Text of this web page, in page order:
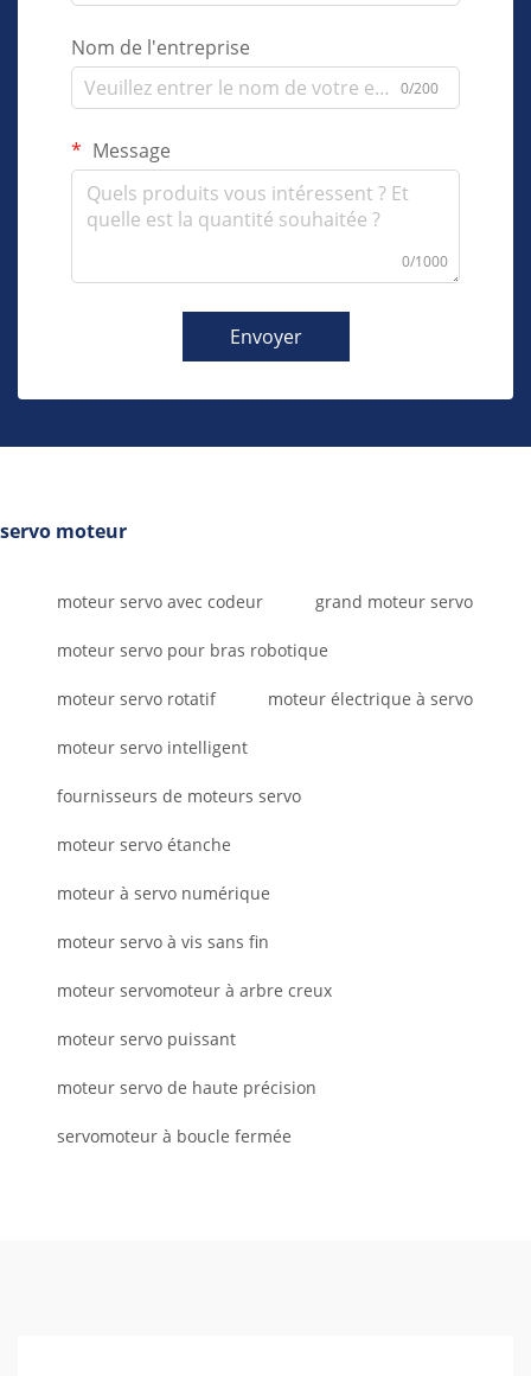
Nom de l'entreprise
0/200
Message
0/1000
Envoyer
servo moteur
moteur servo avec codeur grand moteur servo
moteur servo pour bras robotique
moteur servo rotatif moteur électrique à servo
moteur servo intelligent
fournisseurs de moteurs servo
moteur servo étanche
moteur à servo numérique
moteur servo à vis sans fin
moteur servomoteur à arbre creux
moteur servo puissant
moteur servo de haute précision
servomoteur à boucle fermée